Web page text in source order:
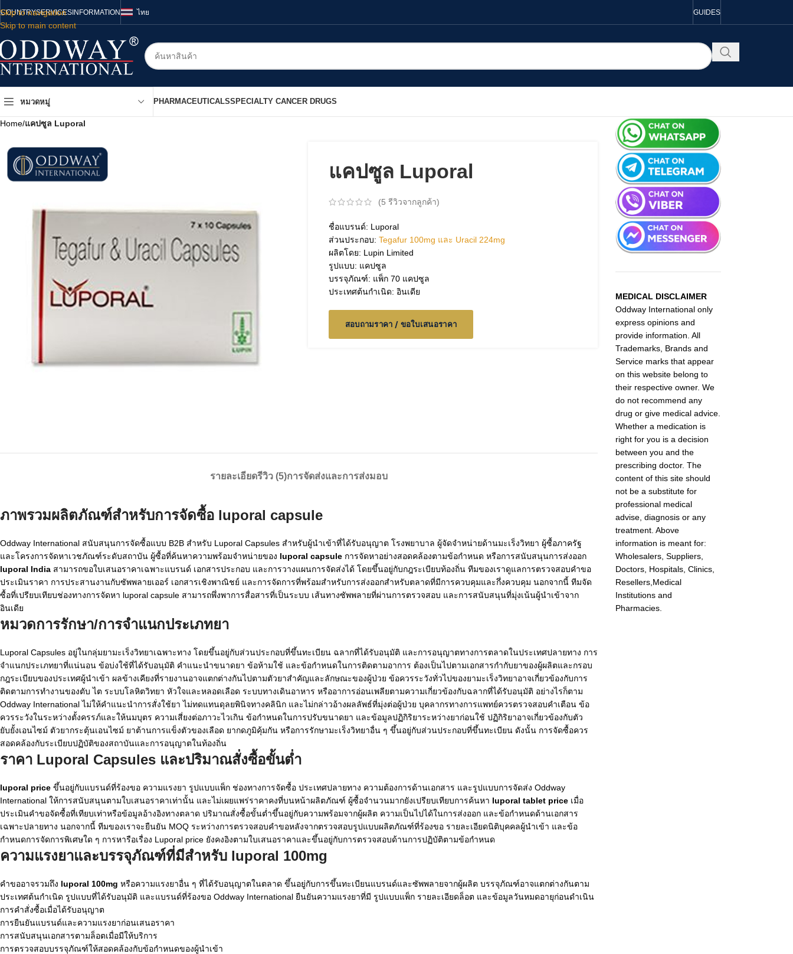
Skip to navigation
Skip to main content
COUNTRYSERVICESINFORMATION ไทย GUIDES
หมวดหมู่ PHARMACEUTICALSSPECIALTY CANCER DRUGS
Home/แคปซูล Luporal
แคปซูล Luporal
(5 รีวิวจากลูกค้า)
ชื่อแบรนด์: Luporal
ส่วนประกอบ: Tegafur 100mg และ Uracil 224mg
ผลิตโดย: Lupin Limited
รูปแบบ: แคปซูล
บรรจุภัณฑ์: แพ็ก 70 แคปซูล
ประเทศต้นกำเนิด: อินเดีย
สอบถามราคา / ขอใบเสนอราคา
รายละเอียดรีวิว (5)การจัดส่งและการส่งมอบ
ภาพรวมผลิตภัณฑ์สำหรับการจัดซื้อ luporal capsule
Oddway International สนับสนุนการจัดซื้อแบบ B2B สำหรับ Luporal Capsules สำหรับผู้นำเข้าที่ได้รับอนุญาต โรงพยาบาล ผู้จัดจำหน่ายด้านมะเร็งวิทยา ผู้ซื้อภาครัฐ
และโครงการจัดหาเวชภัณฑ์ระดับสถาบัน ผู้ซื้อที่ค้นหาความพร้อมจำหน่ายของ luporal capsule การจัดหาอย่างสอดคล้องตามข้อกำหนด หรือการสนับสนุนการส่งออก
luporal India สามารถขอใบเสนอราคาเฉพาะแบรนด์ เอกสารประกอบ และการวางแผนการจัดส่งได้ โดยขึ้นอยู่กับกฎระเบียบท้องถิ่น ทีมของเราดูแลการตรวจสอบคำขอ
ประเมินราคา การประสานงานกับซัพพลายเออร์ เอกสารเชิงพาณิชย์ และการจัดการที่พร้อมสำหรับการส่งออกสำหรับตลาดที่มีการควบคุมและกึ่งควบคุม นอกจากนี้ ทีมจัด
ซื้อที่เปรียบเทียบช่องทางการจัดหา luporal capsule สามารถพึ่งพาการสื่อสารที่เป็นระบบ เส้นทางซัพพลายที่ผ่านการตรวจสอบ และการสนับสนุนที่มุ่งเน้นผู้นำเข้าจาก
อินเดีย
หมวดการรักษา/การจำแนกประเภทยา
Luporal Capsules อยู่ในกลุ่มยามะเร็งวิทยาเฉพาะทาง โดยขึ้นอยู่กับส่วนประกอบที่ขึ้นทะเบียน ฉลากที่ได้รับอนุมัติ และการอนุญาตทางการตลาดในประเทศปลายทาง การ
จำแนกประเภทยาที่แน่นอน ข้อบ่งใช้ที่ได้รับอนุมัติ คำแนะนำขนาดยา ข้อห้ามใช้ และข้อกำหนดในการติดตามอาการ ต้องเป็นไปตามเอกสารกำกับยาของผู้ผลิตและกรอบ
กฎระเบียบของประเทศผู้นำเข้า ผลข้างเคียงที่รายงานอาจแตกต่างกันไปตามตัวยาสำคัญและลักษณะของผู้ป่วย ข้อควรระวังทั่วไปของยามะเร็งวิทยาอาจเกี่ยวข้องกับการ
ติดตามการทำงานของตับ ไต ระบบโลหิตวิทยา หัวใจและหลอดเลือด ระบบทางเดินอาหาร หรืออาการอ่อนเพลียตามความเกี่ยวข้องกับฉลากที่ได้รับอนุมัติ อย่างไรก็ตาม
Oddway International ไม่ให้คำแนะนำการสั่งใช้ยา ไม่ทดแทนดุลยพินิจทางคลินิก และไม่กล่าวอ้างผลลัพธ์ที่มุ่งต่อผู้ป่วย บุคลากรทางการแพทย์ควรตรวจสอบคำเตือน ข้อ
ควรระวังในระหว่างตั้งครรภ์และให้นมบุตร ความเสี่ยงต่อภาวะไวเกิน ข้อกำหนดในการปรับขนาดยา และข้อมูลปฏิกิริยาระหว่างยาก่อนใช้ ปฏิกิริยาอาจเกี่ยวข้องกับตัว
ยับยั้งเอนไซม์ ตัวยากระตุ้นเอนไซม์ ยาต้านการแข็งตัวของเลือด ยากดภูมิคุ้มกัน หรือการรักษามะเร็งวิทยาอื่น ๆ ขึ้นอยู่กับส่วนประกอบที่ขึ้นทะเบียน ดังนั้น การจัดซื้อควร
สอดคล้องกับระเบียบปฏิบัติของสถาบันและการอนุญาตในท้องถิ่น
ราคา Luporal Capsules และปริมาณสั่งซื้อขั้นต่ำ
luporal price ขึ้นอยู่กับแบรนด์ที่ร้องขอ ความแรงยา รูปแบบแพ็ก ช่องทางการจัดซื้อ ประเทศปลายทาง ความต้องการด้านเอกสาร และรูปแบบการจัดส่ง Oddway
International ให้การสนับสนุนตามใบเสนอราคาเท่านั้น และไม่เผยแพร่ราคาคงที่บนหน้าผลิตภัณฑ์ ผู้ซื้อจำนวนมากยังเปรียบเทียบการค้นหา luporal tablet price เมื่อ
ประเมินคำขอจัดซื้อที่เทียบเท่าหรือข้อมูลอ้างอิงทางตลาด ปริมาณสั่งซื้อขั้นต่ำขึ้นอยู่กับความพร้อมจากผู้ผลิต ความเป็นไปได้ในการส่งออก และข้อกำหนดด้านเอกสาร
เฉพาะปลายทาง นอกจากนี้ ทีมของเราจะยืนยัน MOQ ระหว่างการตรวจสอบคำขอหลังจากตรวจสอบรูปแบบผลิตภัณฑ์ที่ร้องขอ รายละเอียดนิติบุคคลผู้นำเข้า และข้อ
กำหนดการจัดการพิเศษใด ๆ การหารือเรื่อง Luporal price ยังคงอิงตามใบเสนอราคาและขึ้นอยู่กับการตรวจสอบด้านการปฏิบัติตามข้อกำหนด
ความแรงยาและบรรจุภัณฑ์ที่มีสำหรับ luporal 100mg
คำขออาจรวมถึง luporal 100mg หรือความแรงยาอื่น ๆ ที่ได้รับอนุญาตในตลาด ขึ้นอยู่กับการขึ้นทะเบียนแบรนด์และซัพพลายจากผู้ผลิต บรรจุภัณฑ์อาจแตกต่างกันตาม
ประเทศต้นกำเนิด รูปแบบที่ได้รับอนุมัติ และแบรนด์ที่ร้องขอ Oddway International ยืนยันความแรงยาที่มี รูปแบบแพ็ก รายละเอียดล็อต และข้อมูลวันหมดอายุก่อนดำเนิน
การคำสั่งซื้อเมื่อได้รับอนุญาต
การยืนยันแบรนด์และความแรงยาก่อนเสนอราคา
การสนับสนุนเอกสารตามล็อตเมื่อมีให้บริการ
การตรวจสอบบรรจุภัณฑ์ให้สอดคล้องกับข้อกำหนดของผู้นำเข้า
MEDICAL DISCLAIMER
Oddway International only
express opinions and
provide information. All
Trademarks, Brands and
Service marks that appear
on this website belong to
their respective owner. We
do not recommend any
drug or give medical advice.
Whether a medication is
right for you is a decision
between you and the
prescribing doctor. The
content of this site should
not be a substitute for
professional medical
advise, diagnosis or any
treatment. Above
information is meant for:
Wholesalers, Suppliers,
Doctors, Hospitals, Clinics,
Resellers,Medical
Institutions and
Pharmacies.